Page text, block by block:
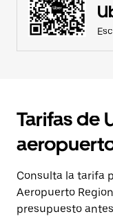
Tarifas de
Consulta la tarifa
Aeropuerto
presupuesto